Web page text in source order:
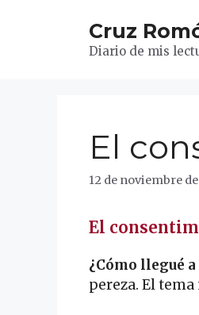
Cruz
Diario de mis
El
12 de noviembre
El
¿Cómo llegué
pereza. El